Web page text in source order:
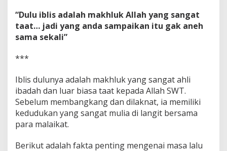
“Dulu iblis adalah makhluk Allah yang sangat
taat… jadi yang anda sampaikan itu gak aneh
sama sekali”
***
Iblis dulunya adalah makhluk yang sangat ahli
ibadah dan luar biasa taat kepada Allah SWT.
Sebelum membangkang dan dilaknat, ia memiliki
kedudukan yang sangat mulia di langit bersama
para malaikat.
Berikut adalah fakta penting mengenai masa lalu